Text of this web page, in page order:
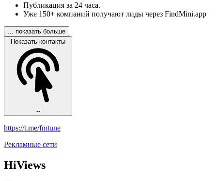
Публикация за 24 часа.
Уже 150+ компаний получают лиды через FindMini.app
... показать больше
Показать контакты
--
https://t.me/fmtune
Рекламные сети
HiViews